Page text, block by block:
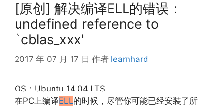
[原创] 解决编译ELL的错误：
undefined reference to
`cblas_xxx'
2017 年 07 月 17 日 作者 learnhard
OS：Ubuntu 14.04 LTS
在PC上编译ELL的时候，尽管你可能已经安装了所